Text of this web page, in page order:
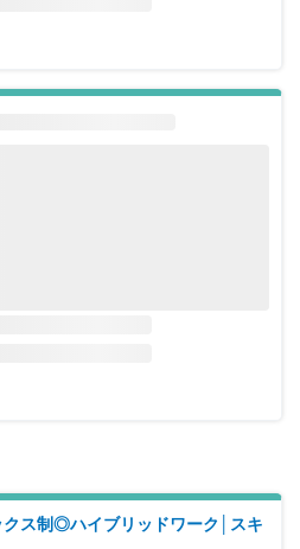
クス制◎ハイブリッドワーク│スキ